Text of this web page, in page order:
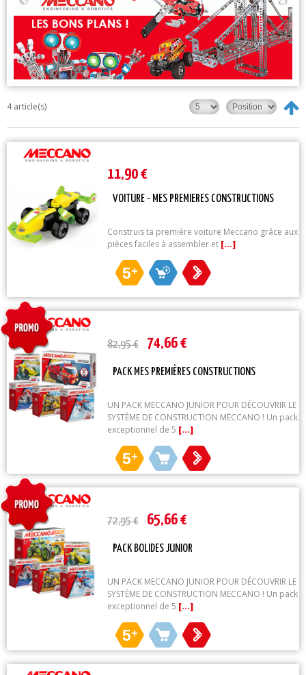
4 article(s)
11,90 €
VOITURE - MES PREMIERES CONSTRUCTIONS
Construis ta première voiture Meccano grâce aux
pièces faciles à assembler et [...]
5+
82,95 € 74,66 €
PACK MES PREMIÈRES CONSTRUCTIONS
UN PACK MECCANO JUNIOR POUR DÉCOUVRIR LE
SYSTÈME DE CONSTRUCTION MECCANO ! Un pack
exceptionnel de 5 [...]
5+
72,95 € 65,66 €
PACK BOLIDES JUNIOR
UN PACK MECCANO JUNIOR POUR DÉCOUVRIR LE
SYSTÈME DE CONSTRUCTION MECCANO ! Un pack
exceptionnel de 5 [...]
5+